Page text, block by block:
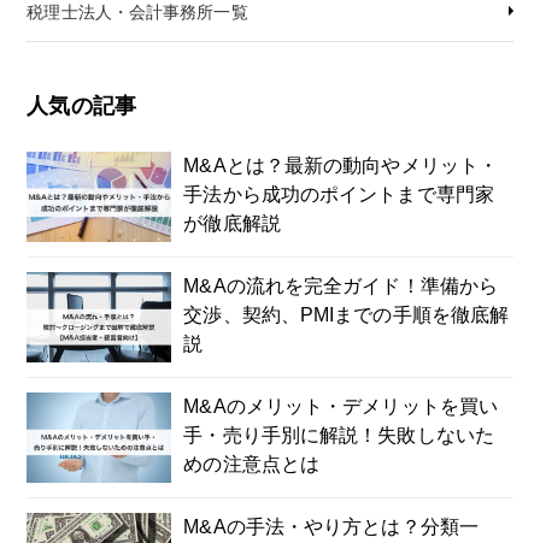
税理士法人・会計事務所一覧
人気の記事
M&Aとは？最新の動向やメリット・
手法から成功のポイントまで専門家
が徹底解説
M&Aの流れを完全ガイド！準備から
交渉、契約、PMIまでの手順を徹底解
説
M&Aのメリット・デメリットを買い
手・売り手別に解説！失敗しないた
めの注意点とは
M&Aの手法・やり方とは？分類一